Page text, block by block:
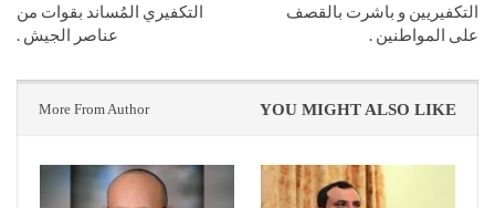
التكفيريين و باشرت بالقصف
على المواطنين .
التكفيري المُساند بقوات من
عناصر الجيش .
YOU MIGHT ALSO LIKE
More From Author